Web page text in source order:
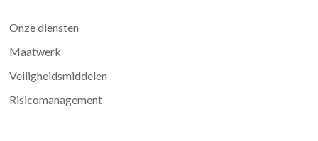
Onze diensten
Maatwerk
Veiligheidsmiddelen
Risicomanagement